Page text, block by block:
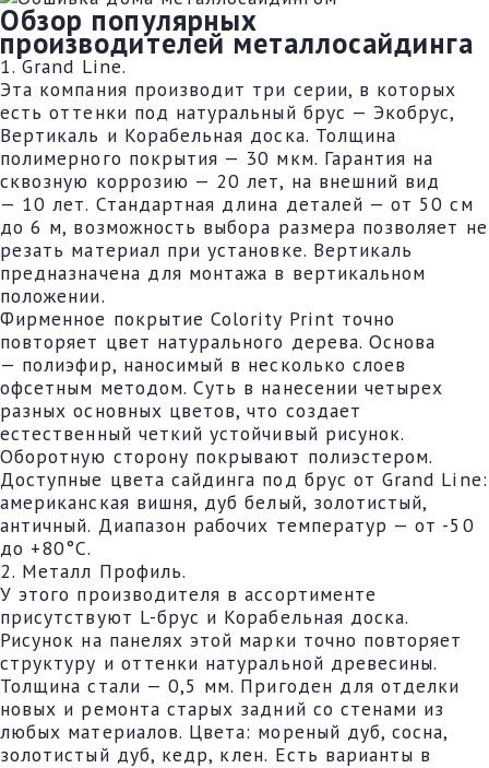
Обзор популярных
производителей металлосайдинга
1. Grand Line.
Эта компания производит три серии, в которых
есть оттенки под натуральный брус — Экобрус,
Вертикаль и Корабельная доска. Толщина
полимерного покрытия — 30 мкм. Гарантия на
сквозную коррозию — 20 лет, на внешний вид
— 10 лет. Стандартная длина деталей — от 50 см
до 6 м, возможность выбора размера позволяет не
резать материал при установке. Вертикаль
предназначена для монтажа в вертикальном
положении.
Фирменное покрытие Colority Print точно
повторяет цвет натурального дерева. Основа
— полиэфир, наносимый в несколько слоев
офсетным методом. Суть в нанесении четырех
разных основных цветов, что создает
естественный четкий устойчивый рисунок.
Оборотную сторону покрывают полиэстером.
Доступные цвета сайдинга под брус от Grand Line:
американская вишня, дуб белый, золотистый,
античный. Диапазон рабочих температур — от -50
до +80°C.
2. Металл Профиль.
У этого производителя в ассортименте
присутствуют L-брус и Корабельная доска.
Рисунок на панелях этой марки точно повторяет
структуру и оттенки натуральной древесины.
Толщина стали — 0,5 мм. Пригоден для отделки
новых и ремонта старых задний со стенами из
любых материалов. Цвета: мореный дуб, сосна,
золотистый дуб, кедр, клен. Есть варианты в